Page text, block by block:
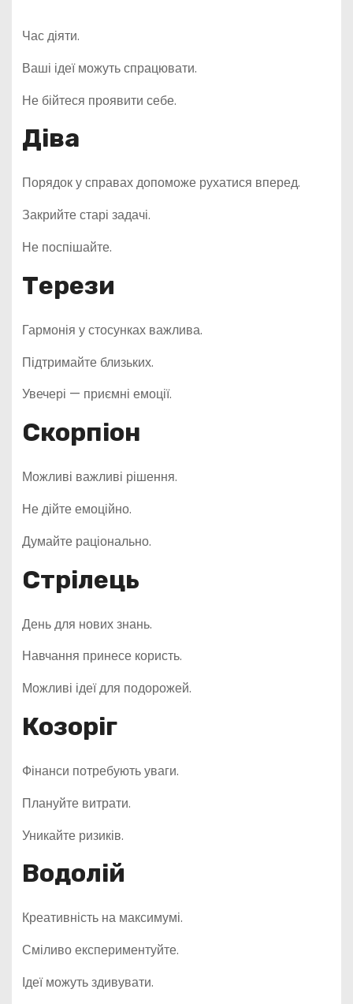
Час діяти.
Ваші ідеї можуть спрацювати.
Не бійтеся проявити себе.
Діва
Порядок у справах допоможе рухатися вперед.
Закрийте старі задачі.
Не поспішайте.
Терези
Гармонія у стосунках важлива.
Підтримайте близьких.
Увечері — приємні емоції.
Скорпіон
Можливі важливі рішення.
Не дійте емоційно.
Думайте раціонально.
Стрілець
День для нових знань.
Навчання принесе користь.
Можливі ідеї для подорожей.
Козоріг
Фінанси потребують уваги.
Плануйте витрати.
Уникайте ризиків.
Водолій
Креативність на максимумі.
Сміливо експериментуйте.
Ідеї можуть здивувати.